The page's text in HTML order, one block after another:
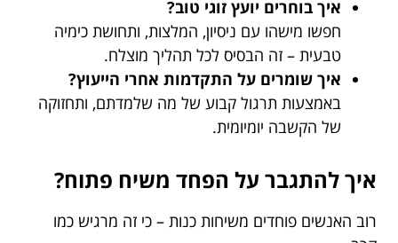
איך בוחרים יועץ זוגי טוב?
חפשו מישהו עם ניסיון, המלצות, ותחושת כימיה
טבעית – זה הבסיס לכל תהליך מוצלח.
איך שומרים על התקדמות אחרי הייעוץ?
באמצעות תרגול קבוע של מה שלמדתם, ותחזוקה
של הקשבה יומיומית.
איך להתגבר על הפחד משיח פתוח?
רוב האנשים פוחדים משיחות כנות – כי זה מרגיש כמו